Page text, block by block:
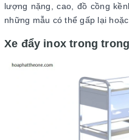
lượng nặng, cao, đồ cồng
những mẫu có thể gấp lại
Xe đẩy inox trong